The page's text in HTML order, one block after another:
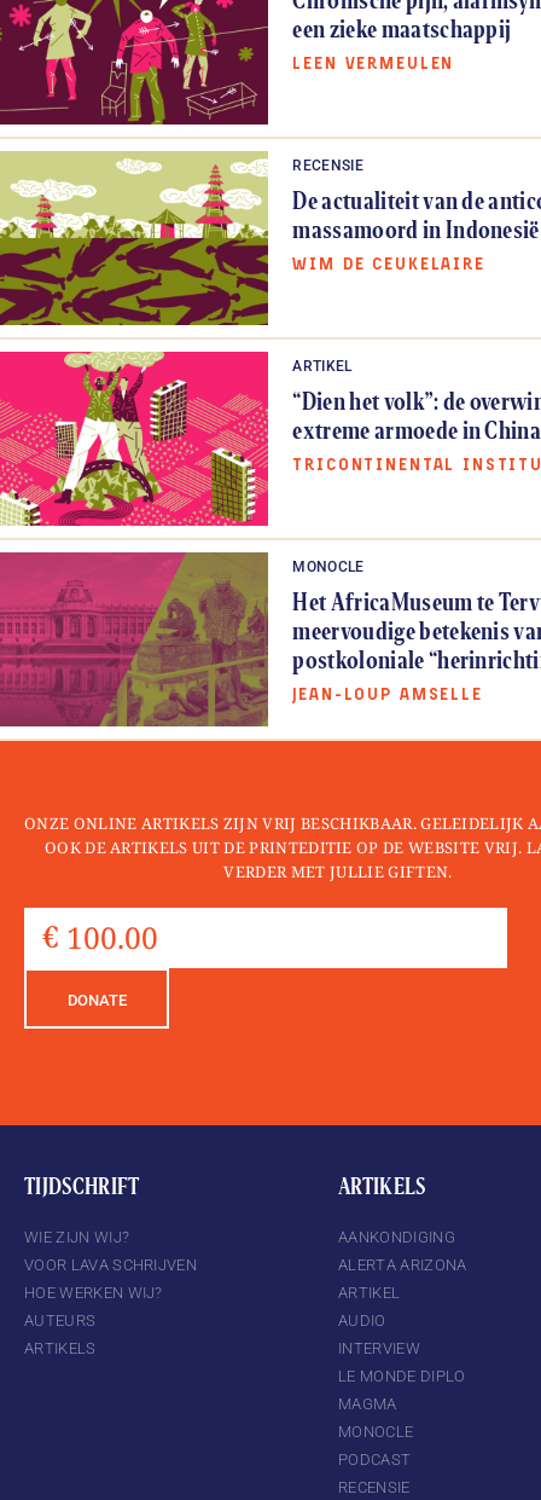
een zieke maatschappij
LEEN VERMEULEN
RECENSIE
De actualiteit van de
massamoord in Indonesië
WIM DE CEUKELAIRE
ARTIKEL
“Dien het volk”: de
extreme armoede in China
TRICONTINENTAL
MONOCLE
Het AfricaMuseum te
meervoudige betekenis
postkoloniale
JEAN-LOUP AMSELLE
ONZE ONLINE ARTIKELS ZIJN VRIJ BESCHIKBAAR. GELEIDELIJK
OOK DE ARTIKELS UIT DE PRINTEDITIE OP DE WEBSITE VRIJ.
VERDER MET JULLIE GIFTEN.
DONATE
TIJDSCHRIFT
WIE ZIJN WIJ?
VOOR LAVA SCHRIJVEN
HOE WERKEN WIJ?
AUTEURS
ARTIKELS
ARTIKELS
AANKONDIGING
ALERTA ARIZONA
ARTIKEL
AUDIO
INTERVIEW
LE MONDE DIPLO
MAGMA
MONOCLE
PODCAST
RECENSIE